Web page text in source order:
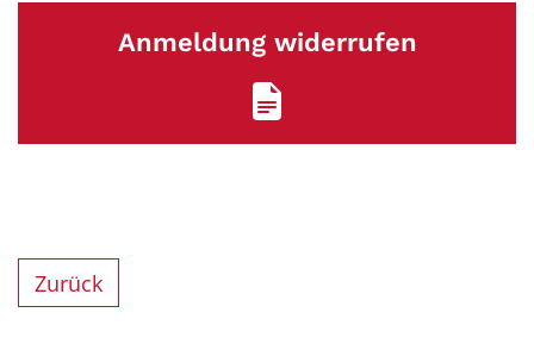
Anmeldung widerrufen
Zurück